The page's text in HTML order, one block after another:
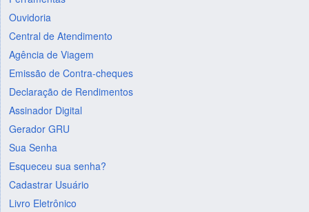
Ouvidoria
Central de Atendimento
Agência de Viagem
Emissão de Contra-cheques
Declaração de Rendimentos
Assinador Digital
Gerador GRU
Sua Senha
Esqueceu sua senha?
Cadastrar Usuário
Livro Eletrônico